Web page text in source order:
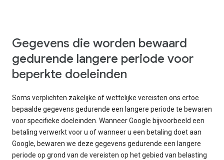
Gegevens die worden bewaard
gedurende langere periode voor
beperkte doeleinden
Soms verplichten zakelijke of wettelijke vereisten ons ertoe
bepaalde gegevens gedurende een langere periode te bewaren
voor specifieke doeleinden. Wanneer Google bijvoorbeeld een
betaling verwerkt voor u of wanneer u een betaling doet aan
Google, bewaren we deze gegevens gedurende een langere
periode op grond van de vereisten op het gebied van belasting